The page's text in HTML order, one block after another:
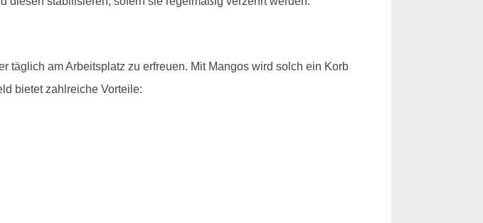
täglich am Arbeitsplatz zu erfreuen. Mit Mangos wird solch ein Korb
bietet zahlreiche Vorteile: